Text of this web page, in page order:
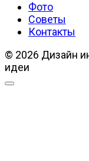
Фото
Советы
Контакты
© 2026 Дизайн
идеи